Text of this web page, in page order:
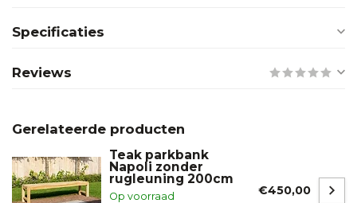
Specificaties
Reviews
Gerelateerde producten
Teak parkbank
Napoli zonder
rugleuning 200cm
Op voorraad
€450,00